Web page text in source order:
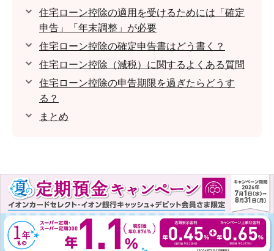
住宅ローン控除の適用を受けるためには「確定
申告」「年末調整」が必要
住宅ローン控除の確定申告書はどう書く？
住宅ローン控除（減税）に関するよくある質問
住宅ローン控除の申告期限を過ぎたらどうす
る？
まとめ